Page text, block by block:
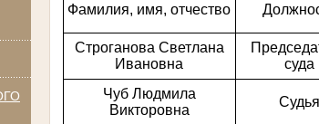
Фамилия, имя, отчество
Строганова Светлана
Ивановна
суда
Чуб Людмила
Викторовна
Судья